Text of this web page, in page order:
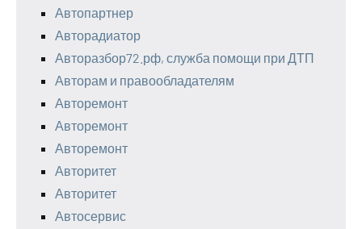
Автопартнер
Авторадиатор
Авторазбор72.рф, служба помощи при ДТП
Авторам и правообладателям
Авторемонт
Авторемонт
Авторемонт
Авторитет
Авторитет
Автосервис